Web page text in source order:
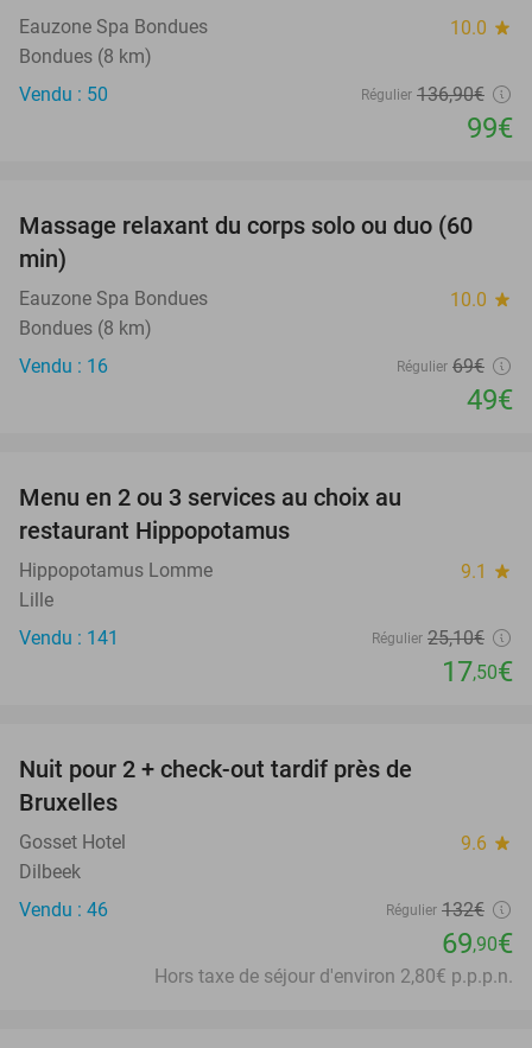
Eauzone Spa Bondues 10.0 star
Bondues (8 km)
Vendu : 50
Régulier 136,90€
99€
29%
Massage relaxant du corps solo ou duo (60
min)
Eauzone Spa Bondues 10.0 star
Bondues (8 km)
Vendu : 16
Régulier 69€
49€
Menu en 2 ou 3 services au choix au
restaurant Hippopotamus
Hippopotamus Lomme 9.1 star
Lille
Vendu : 141
Régulier 25,10€
17,50€
Nuit pour 2 + check-out tardif près de
Bruxelles
Gosset Hotel 9.6 star
Dilbeek
Vendu : 46
Régulier 132€
69,90€
Hors taxe de séjour d'environ 2,80€ p.p.p.n.